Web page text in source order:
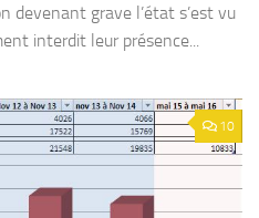
devenant grave l’état s’est vu
interdit leur présence...
10